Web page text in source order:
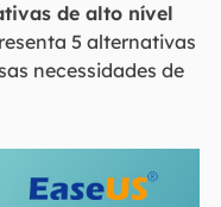
de alto nível
5 alternativas
necessidades de